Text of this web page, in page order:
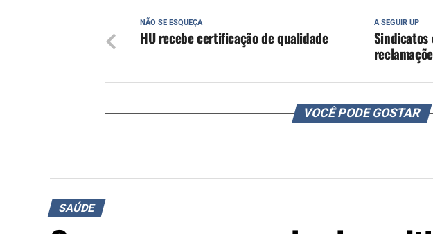
A SEGUIR UP
Sindicatos
NÃO SE ESQUEÇA
HU recebe certificação de qualidade
VOCÊ PODE GOSTAR
SAÚDE